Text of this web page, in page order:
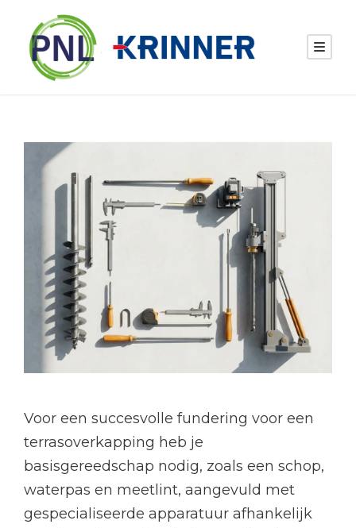
Voor een succesvolle fundering voor een
terrasoverkapping heb je
basisgereedschap nodig, zoals een schop,
waterpas en meetlint, aangevuld met
gespecialiseerde apparatuur afhankelijk